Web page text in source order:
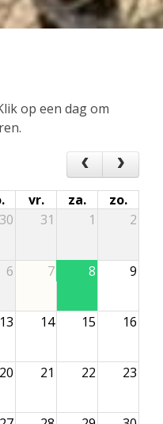
op een dag om
vr. za.
zo.
30 31 1 2
6 7 8 9
13 14 15 16
20 21 22 23